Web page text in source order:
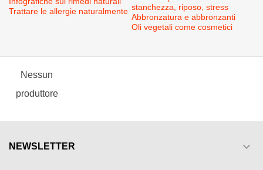
Trattare le allergie naturalmente stanchezza, riposo, stress
Abbronzatura e abbronzanti
Oli vegetali come cosmetici
Nessun
produttore
NEWSLETTER 